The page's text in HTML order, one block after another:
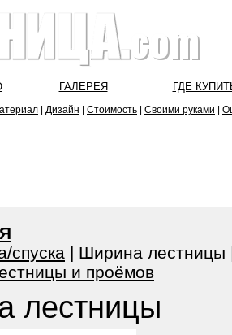
ГАЛЕРЕЯ ГДЕ
Дизайн Стоимость Своими руками
спуска | Ширина лестницы
и проёмов
лестницы